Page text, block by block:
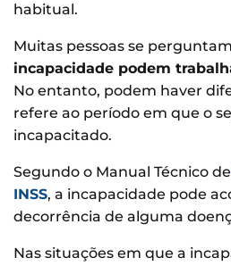
habitual.
Muitas pessoas se
incapacidade podem
No entanto, podem haver
refere ao período em que o
incapacitado.
Segundo o Manual Técnico de
INSS, a incapacidade pode
decorrência de alguma
Nas situações em que a